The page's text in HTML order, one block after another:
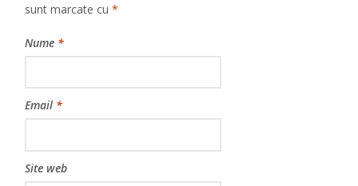
sunt marcate cu*
Nume *
Email *
Site web